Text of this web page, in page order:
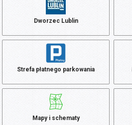
Dworzec Lublin
Strefa płatnego parkowania
Mapy i schematy